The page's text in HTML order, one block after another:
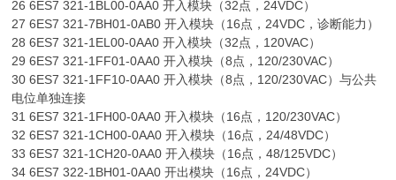
26 6ES7 321-1BL00-0AA0 开入模块（32点，24VDC）
27 6ES7 321-7BH01-0AB0 开入模块（16点，24VDC，诊断能力）
28 6ES7 321-1EL00-0AA0 开入模块（32点，120VAC）
29 6ES7 321-1FF01-0AA0 开入模块（8点，120/230VAC）
30 6ES7 321-1FF10-0AA0 开入模块（8点，120/230VAC）与公共
电位单独连接
31 6ES7 321-1FH00-0AA0 开入模块（16点，120/230VAC）
32 6ES7 321-1CH00-0AA0 开入模块（16点，24/48VDC）
33 6ES7 321-1CH20-0AA0 开入模块（16点，48/125VDC）
34 6ES7 322-1BH01-0AA0 开出模块（16点，24VDC）